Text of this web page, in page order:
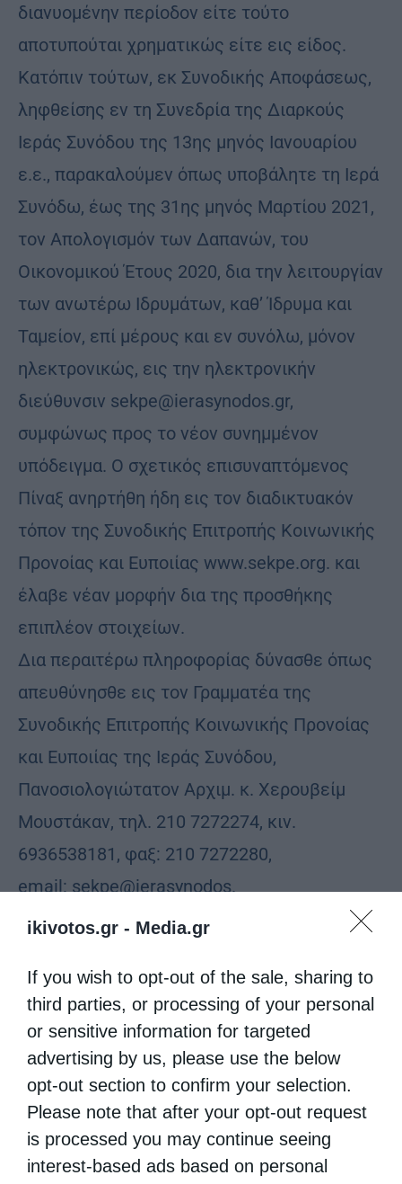
ikivotos.gr - Media.gr
If you wish to opt-out of the sale, sharing to
third parties, or processing of your personal
or sensitive information for targeted
advertising by us, please use the below
opt-out section to confirm your selection.
Please note that after your opt-out request
is processed you may continue seeing
interest-based ads based on personal
διανυομένην περίοδον είτε τούτο
αποτυπούται χρηματικώς είτε εις είδος.
Κατόπιν τούτων, εκ Συνοδικής Αποφάσεως,
ληφθείσης εν τη Συνεδρία της Διαρκούς
Ιεράς Συνόδου της 13ης μηνός Ιανουαρίου
ε.ε., παρακαλούμεν όπως υποβάλητε τη Ιερά
Συνόδω, έως της 31ης μηνός Μαρτίου 2021,
τον Απολογισμόν των Δαπανών, του
Οικονομικού Έτους 2020, δια την λειτουργίαν
των ανωτέρω Ιδρυμάτων, καθ’ Ίδρυμα και
Ταμείον, επί μέρους και εν συνόλω, μόνον
ηλεκτρονικώς, εις την ηλεκτρονικήν
διεύθυνσιν sekpe@ierasynodos.gr,
συμφώνως προς το νέον συνημμένον
υπόδειγμα. Ο σχετικός επισυναπτόμενος
Πίναξ ανηρτήθη ήδη εις τον διαδικτυακόν
τόπον της Συνοδικής Επιτροπής Κοινωνικής
Προνοίας και Ευποιίας www.sekpe.org. και
έλαβε νέαν μορφήν δια της προσθήκης
επιπλέον στοιχείων.
Δια περαιτέρω πληροφορίας δύνασθε όπως
απευθύνησθε εις τον Γραμματέα της
Συνοδικής Επιτροπής Κοινωνικής Προνοίας
και Ευποιίας της Ιεράς Συνόδου,
Πανοσιολογιώτατον Αρχιμ. κ. Χερουβείμ
Μουστάκαν, τηλ. 210 7272274, κιν.
6936538181, φαξ: 210 7272280,
email: sekpe@ierasynodos.
ΑΠΟΛΟΓΙΣΜΌΣ ΓΗΡΟΚΟΜΕΊΑ
ΦΙΛΌΠΤΩΧΑ ΤΑΜΕΊΑ
ΜΟΙΡΑΣΟΥ 0